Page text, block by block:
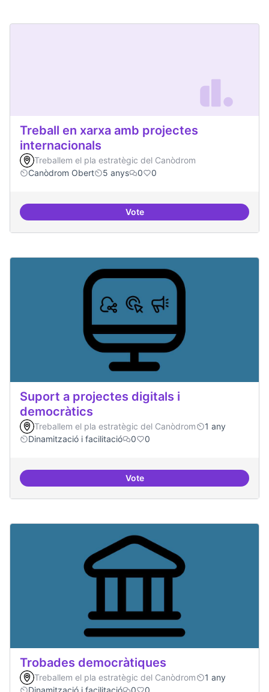
Treball en xarxa amb projectes
internacionals
Treballem el pla estratègic del Canòdrom
Canòdrom Obert
5 anys 0 0
VoteTreball en xarxa amb projectes
Suport a projectes digitals i
democràtics
Treballem el pla estratègic del Canòdrom
1 any
Dinamització i facilitació
0 0
VoteSuport a projectes digitals i
Trobades democràtiques
Treballem el pla estratègic del Canòdrom
1 any
Dinamització i facilitació
0 0